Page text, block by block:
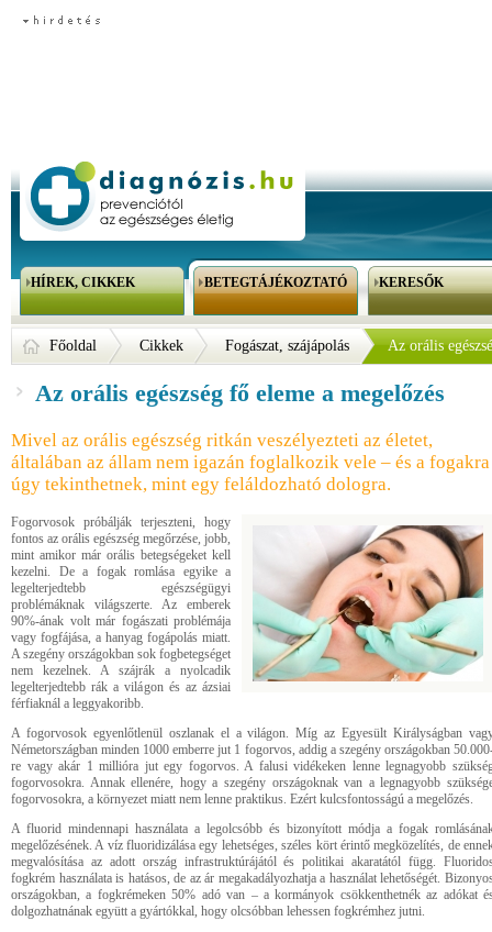
HÍREK, CIKKEK BETEGTÁJÉKOZTATÓ KERESŐK
Főoldal Cikkek Fogászat, szájápolás Az orális
Az orális egészség fő eleme a megelőzés
Mivel az orális egészség ritkán veszélyezteti az életet,
általában az állam nem igazán foglalkozik vele – és a fogakra
úgy tekinthetnek, mint egy feláldozható dologra.
Fogorvosok próbálják terjeszteni, hogy
fontos az orális egészség megőrzése, jobb,
mint amikor már orális betegségeket kell
kezelni. De a fogak romlása egyike a
legelterjedtebb egészségügyi
problémáknak világszerte. Az emberek
90%-ának volt már fogászati problémája
vagy fogfájása, a hanyag fogápolás miatt.
A szegény országokban sok fogbetegséget
nem kezelnek. A szájrák a nyolcadik
legelterjedtebb rák a világon és az ázsiai
férfiaknál a leggyakoribb.
A fogorvosok egyenlőtlenül oszlanak el a világon. Míg az Egyesült Királyságban
Németországban minden 1000 emberre jut 1 fogorvos, addig a szegény országokban
re vagy akár 1 millióra jut egy fogorvos. A falusi vidékeken lenne legnagyobb
fogorvosokra. Annak ellenére, hogy a szegény országoknak van a legnagyobb
fogorvosokra, a környezet miatt nem lenne praktikus. Ezért kulcsfontosságú a megelőzés.
A fluorid mindennapi használata a legolcsóbb és bizonyított módja a fogak
megelőzésének. A víz fluoridizálása egy lehetséges, széles kört érintő megközelítés, de
megvalósítása az adott ország infrastruktúrájától és politikai akaratától függ.
fogkrém használata is hatásos, de az ár megakadályozhatja a használat lehetőségét.
országokban, a fogkrémeken 50% adó van – a kormányok csökkenthetnék az adókat
dolgozhatnának együtt a gyártókkal, hogy olcsóbban lehessen fogkrémhez jutni.